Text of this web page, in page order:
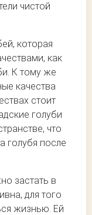
чистой
которая
как
К тому же
качества
стоит
голуби
что
голубя после
застать в
для того
жизнью. Ей